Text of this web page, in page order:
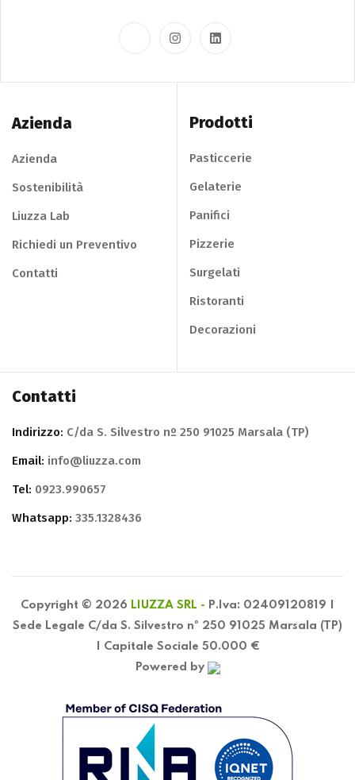
Azienda
Azienda
Sostenibilità
Liuzza Lab
Richiedi un Preventivo
Contatti
Prodotti
Pasticcerie
Gelaterie
Panifici
Pizzerie
Surgelati
Ristoranti
Decorazioni
Contatti
Indirizzo: C/da S. Silvestro nº 250 91025 Marsala (TP)
Email: info@liuzza.com
Tel: 0923.990657
Whatsapp: 335.1328436
Copyright © 2026 LIUZZA SRL - P.Iva: 02409120819 |
Sede Legale C/da S. Silvestro nº 250 91025 Marsala (TP)
| Capitale Sociale 50.000 €
Powered by